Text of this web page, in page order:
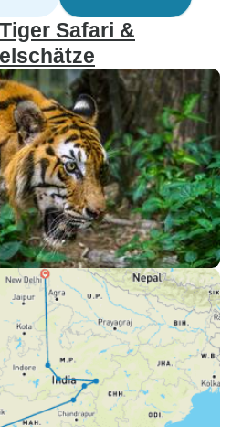
Safari &